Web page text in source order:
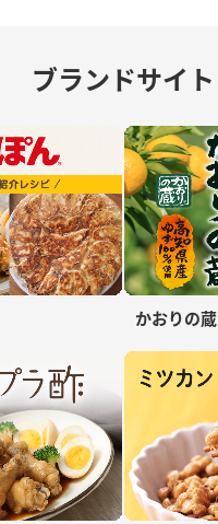
ブランドサイト
かおりの蔵